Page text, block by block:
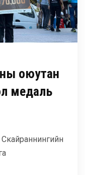
оюутан
медаль